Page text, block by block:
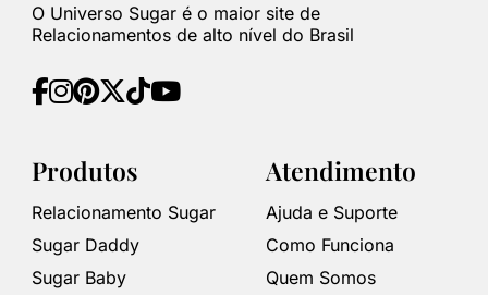
O Universo Sugar é o maior site de
Relacionamentos de alto nível do Brasil
Produtos
Relacionamento Sugar
Sugar Daddy
Sugar Baby
Atendimento
Ajuda e Suporte
Como Funciona
Quem Somos